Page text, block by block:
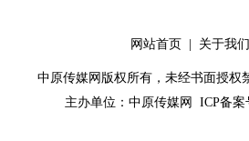
网站首页 关于我们
中原传媒网版权所有，未经书面授权
主办单位： 中原传媒网 ICP备案